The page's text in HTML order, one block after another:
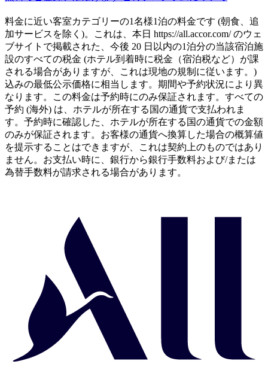
料金に近い客室カテゴリーの1名様1泊の料金です (朝食、追
加サービスを除く)。これは、本日 https://all.accor.com/ のウェ
ブサイトで掲載された、今後 20 日以内の1泊分の当該宿泊施
設のすべての税金 (ホテル到着時に税金（宿泊税など）が課
される場合がありますが、これは現地の規制に従います。)
込みの最低公示価格に相当します。期間や予約状況により異
なります。この料金は予約時にのみ保証されます。すべての
予約 (海外) は、ホテルが所在する国の通貨で支払われま
す。予約時に確認した、ホテルが所在する国の通貨での金額
のみが保証されます。お客様の通貨へ換算した場合の概算値
を提示することはできますが、これは契約上のものではあり
ません。お支払い時に、銀行から銀行手数料および/または
為替手数料が請求される場合があります。